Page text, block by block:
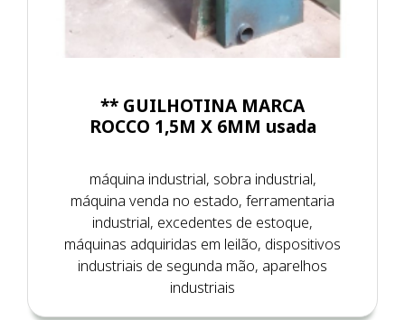
** GUILHOTINA MARCA
ROCCO 1,5M X 6MM usada
máquina industrial, sobra industrial,
máquina venda no estado, ferramentaria
industrial, excedentes de estoque,
máquinas adquiridas em leilão, dispositivos
industriais de segunda mão, aparelhos
industriais